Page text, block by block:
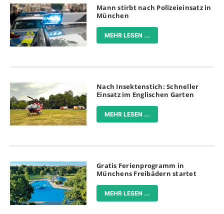
Mann stirbt nach Polizeieinsatz in
München
MEHR LESEN ...
Nach Insektenstich: Schneller
Einsatz im Englischen Garten
MEHR LESEN ...
Gratis Ferienprogramm in
Münchens Freibädern startet
MEHR LESEN ...